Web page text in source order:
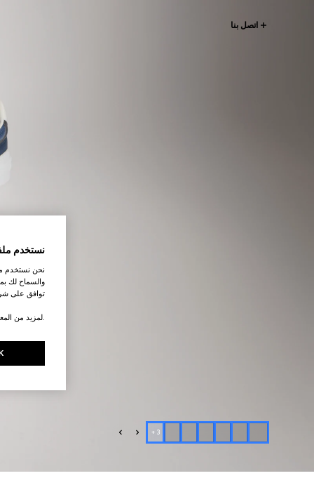
اتصل بنا
+ 3
نستخدم
نحن نستخدم
والسماح لك
توافق على
.لمزيد من